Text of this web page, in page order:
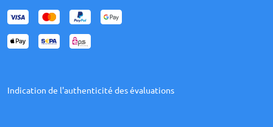
Indication de l'authenticité des évaluations